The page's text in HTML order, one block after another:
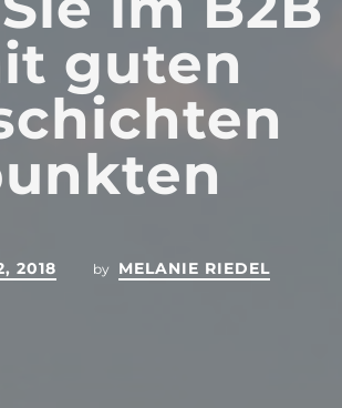
guten
2018 by MELANIE RIEDEL